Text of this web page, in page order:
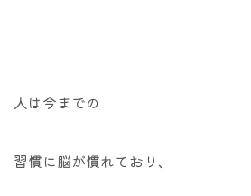
人は今までの
習慣に脳が慣れており、